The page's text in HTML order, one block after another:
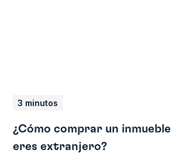
3 minutos
¿Cómo comprar un
eres extranjero?